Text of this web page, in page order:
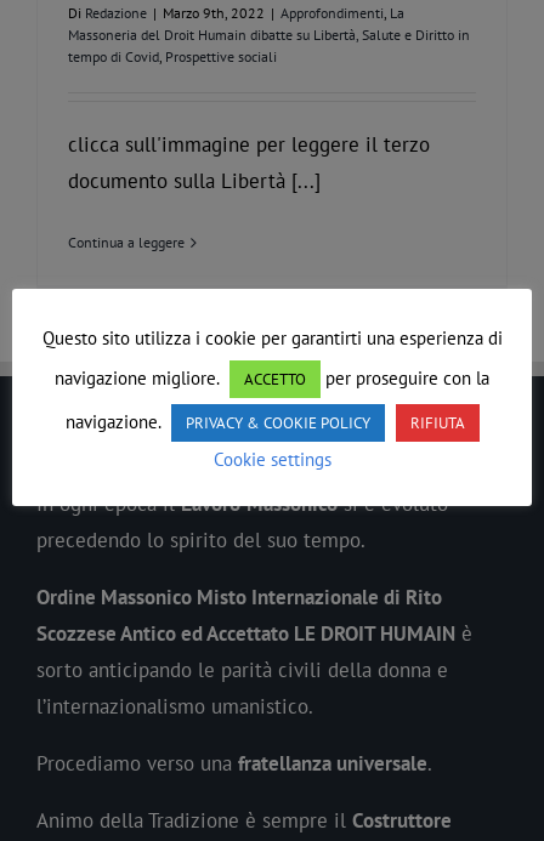
Di Redazione | Marzo 9th, 2022 | Approfondimenti, La
Massoneria del Droit Humain dibatte su Libertà, Salute e Diritto in
tempo di Covid, Prospettive sociali
clicca sull'immagine per leggere il terzo
documento sulla Libertà [...]
Continua a leggere
In ogni epoca ilLavoro Massonicosi è evoluto
precedendo lo spirito del suo tempo.
Ordine Massonico Misto Internazionale di Rito
Scozzese Antico ed Accettato LE DROIT HUMAIN è
sorto anticipando le parità civili della donna e
l’internazionalismo umanistico.
Procediamo verso una fratellanza universale.
Animo della Tradizione è sempre il Costruttore
Questo sito utilizza i cookie per garantirti una esperienza di
navigazione migliore.
ACCETTO
per proseguire con la
navigazione.
PRIVACY & COOKIE POLICY RIFIUTA
Cookie settings